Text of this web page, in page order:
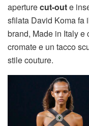
aperturecut-oute
sfilata David Koma fa
brand, Made in Italy e
cromate e un tacco
stile couture.